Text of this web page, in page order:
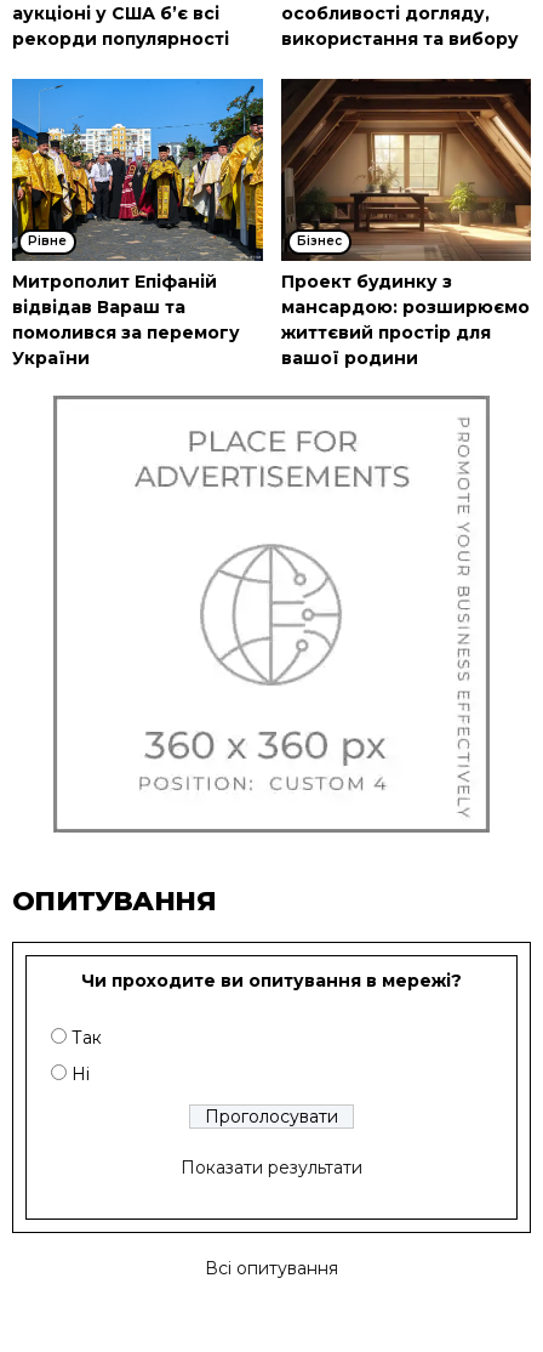
аукціоні у США б’є всі
рекорди популярності
особливості догляду,
використання та вибору
Рівне
Митрополит Епіфаній
відвідав Вараш та
помолився за перемогу
України
Бізнес
Проект будинку з
мансардою: розширюємо
життєвий простір для
вашої родини
ОПИТУВАННЯ
Чи проходите ви опитування в мережі?
Так
Ні
Показати результати
Всі опитування